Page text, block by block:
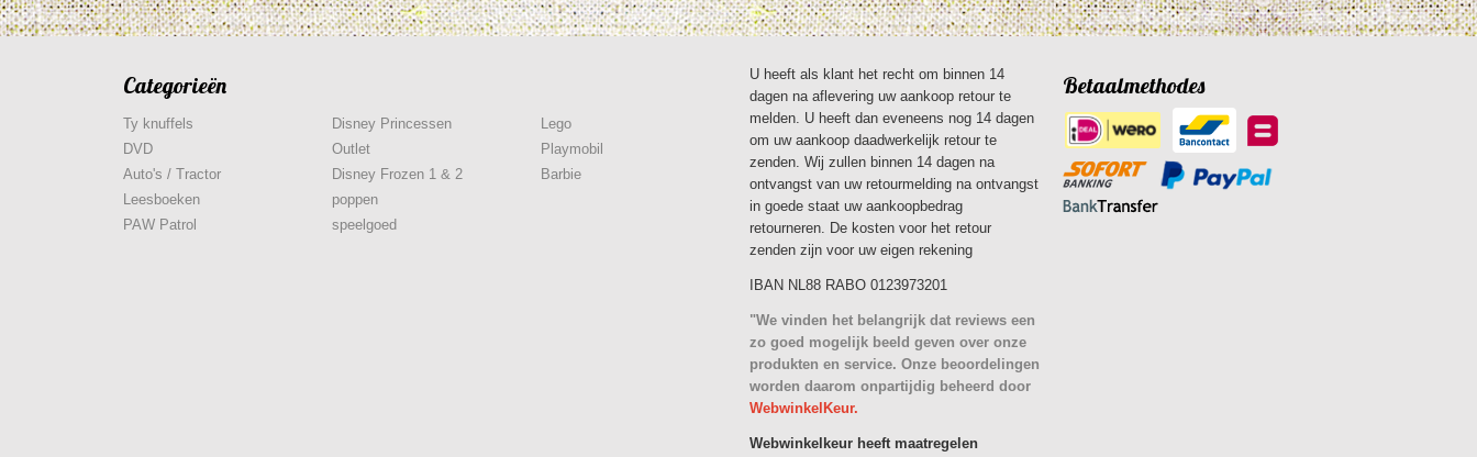
Categorieën
Ty knuffels
DVD
Auto's / Tractor
Leesboeken
PAW Patrol
Disney Princessen
Outlet
Disney Frozen 1 & 2
poppen
speelgoed
Lego
Playmobil
Barbie
U heeft als klant het recht om binnen 14
dagen na aflevering uw aankoop retour te
melden. U heeft dan eveneens nog 14 dagen
om uw aankoop daadwerkelijk retour te
zenden. Wij zullen binnen 14 dagen na
ontvangst van uw retourmelding na ontvangst
in goede staat uw aankoopbedrag
retourneren. De kosten voor het retour
zenden zijn voor uw eigen rekening
IBAN NL88 RABO 0123973201
"We vinden het belangrijk dat reviews een
zo goed mogelijk beeld geven over onze
produkten en service. Onze beoordelingen
worden daarom onpartijdig beheerd door
WebwinkelKeur.
Webwinkelkeur heeft maatregelen
Betaalmethodes